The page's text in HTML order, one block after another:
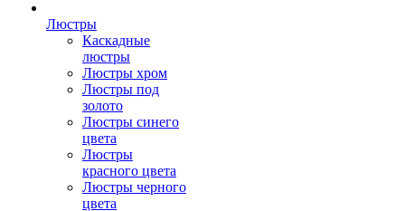
Люстры
Каскадные
люстры
Люстры хром
Люстры под
золото
Люстры синего
цвета
Люстры
красного цвета
Люстры черного
цвета